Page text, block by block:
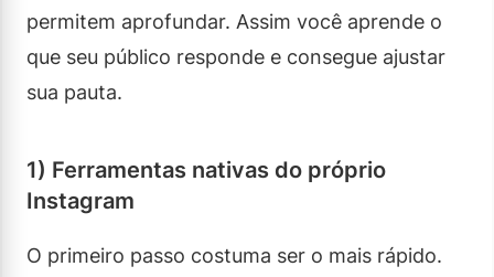
permitem aprofundar. Assim você aprende o
que seu público responde e consegue ajustar
sua pauta.
1) Ferramentas nativas do próprio
Instagram
O primeiro passo costuma ser o mais rápido.